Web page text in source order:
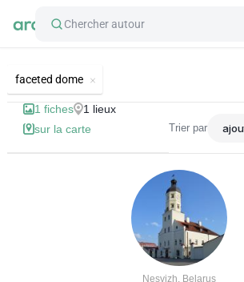
Chercher autour
Lieux d'intérêt: faceted
faceted dome
1 fiches 1 lieux
sur la carte
Trier par
Nesvizh, Belarus